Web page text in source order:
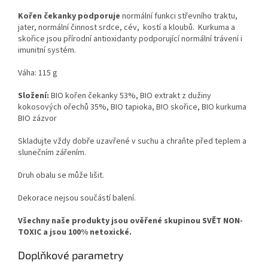
Kořen čekanky podporuje normální funkci střevního traktu,
jater, normální činnost srdce, cév, kostí a kloubů. Kurkuma a
skořice jsou přírodní antioxidanty podporující normální trávení i
imunitní systém.
Váha: 115 g
Složení: BIO kořen čekanky 53%, BIO extrakt z dužiny
kokosových ořechů 35%, BIO tapioka, BIO skořice, BIO kurkuma
BIO zázvor
Skladujte vždy dobře uzavřené v suchu a chraňte před teplem a
slunečním zářením.
Druh obalu se může lišit.
Dekorace nejsou součástí balení.
Všechny naše produkty jsou ověřené skupinou SVĚT NON-
TOXIC a jsou 100% netoxické.
Doplňkové parametry